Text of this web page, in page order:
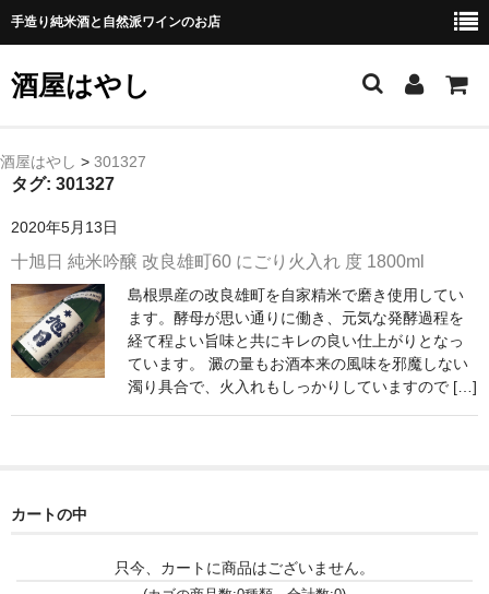
手造り純米酒と自然派ワインのお店
酒屋はやし
ホーム
純 米 酒
よえもん 川村酒造店（岩手県花巻市）
田从･月下の舞 舞鶴酒造（秋田県横手市）
綿屋 金の井酒造（宮城県栗原市）
神亀 神亀酒造（埼玉県蓮田市）
隆・丹沢山 川西屋酒造店（神奈川県足柄上郡）
酒屋はやし > 301327
タグ: 301327
2020年5月13日
十旭日 純米吟醸 改良雄町60 にごり火入れ 度 1800ml
島根県産の改良雄町を自家精米で磨き使用してい
ます。酵母が思い通りに働き、元気な発酵過程を
経て程よい旨味と共にキレの良い仕上がりとなっ
ています。 澱の量もお酒本来の風味を邪魔しない
濁り具合で、火入れもしっかりしていますので […]
カートの中
只今、カートに商品はございません。